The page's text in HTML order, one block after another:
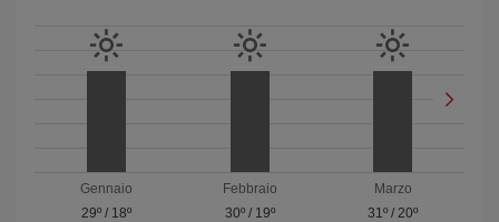
Gennaio
29º/ 18º
Febbraio
30º/ 19º
Marzo
31º /20º